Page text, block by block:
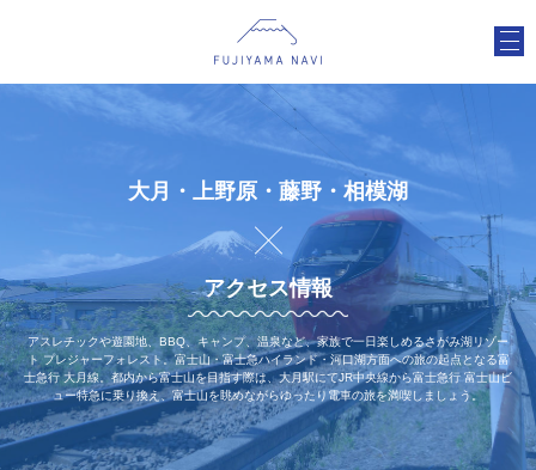
大月・上野原・藤野・相模湖
アクセス情報
アスレチックや遊園地、BBQ、キャンプ、温泉など、家族で一日楽しめるさがみ湖リゾー
ト プレジャーフォレスト。富士山・富士急ハイランド・河口湖方面への旅の起点となる富
士急行 大月線。都内から富士山を目指す際は、大月駅にてJR中央線から富士急行 富士山ビ
ュー特急に乗り換え、富士山を眺めながらゆったり電車の旅を満喫しましょう。